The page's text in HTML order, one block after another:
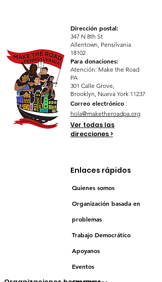
Dirección postal:
347 N 8th St
Allentown, Pensilvania
18102
Para donaciones:
Atención: Make the Road
PA
301 Calle Grove,
Brooklyn, Nueva York 11237
Correo electrónico :
hola@maketheroadpa.org
Ver todas las
direcciones >
Enlaces rápidos
Quienes somos
Organización basada en
problemas
Trabajo Democrático
Apoyanos
Eventos